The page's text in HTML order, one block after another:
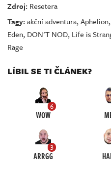
Zdroj: Resetera
Tagy:akční adventura,Aphelion,
Eden, DON'T NOD, Life is
Rage
LÍBIL SE TI ČLÁNEK?
6
WOW
3
ARRGG